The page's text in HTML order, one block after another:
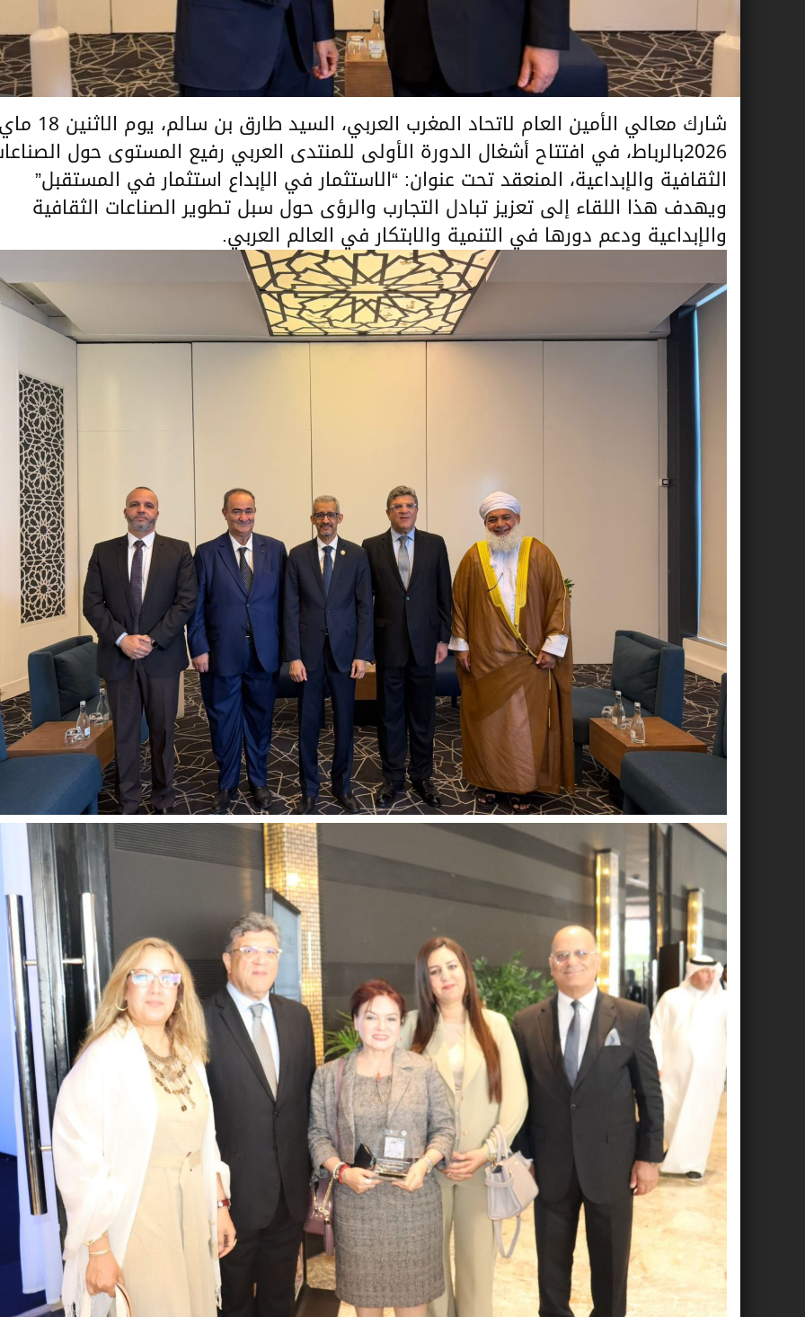
شارك معالي الأمين العام لاتحاد المغرب العربي، السيد طارق بن سالم، يوم الاثنين 18 ماي
2026بالرباط، في افتتاح أشغال الدورة الأولى للمنتدى العربي رفيع المستوى حول
الثقافية والإبداعية، المنعقد تحت عنوان: “الاستثمار في الإبداع استثمار في المستقبل”
ويهدف هذا اللقاء إلى تعزيز تبادل التجارب والرؤى حول سبل تطوير الصناعات الثقافية
والإبداعية ودعم دورها في التنمية والابتكار في العالم العربي.